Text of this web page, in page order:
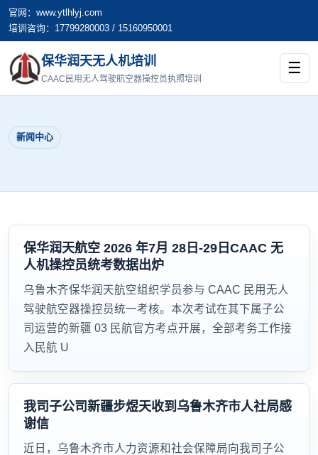
官网：www.ytlhlyj.com
培训咨询：17799280003 / 15160950001
保华润天无人机培训
CAAC民用无人驾驶航空器操控员执照培训
☰
新闻中心
保华润天航空 2026 年7月 28日-29日CAAC 无
人机操控员统考数据出炉
乌鲁木齐保华润天航空组织学员参与 CAAC 民用无人
驾驶航空器操控员统一考核。本次考试在其下属子公
司运营的新疆 03 民航官方考点开展，全部考务工作接
入民航 U
我司子公司新疆步煜天收到乌鲁木齐市人社局感
谢信
近日，乌鲁木齐市人力资源和社会保障局向我司子公